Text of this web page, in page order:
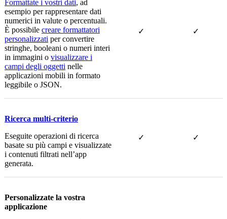
Formattate i vostri dati, ad
esempio per rappresentare dati
numerici in valute o percentuali.
È possibile creare formattatori
personalizzati per convertire
stringhe, booleani o numeri interi
in immagini o visualizzare i
campi degli oggetti nelle
applicazioni mobili in formato
leggibile o JSON.
✓ ✓
Ricerca multi-criterio
Eseguite operazioni di ricerca
basate su più campi e visualizzate
i contenuti filtrati nell’app
generata.
✓ ✓
Personalizzate la vostra
applicazione